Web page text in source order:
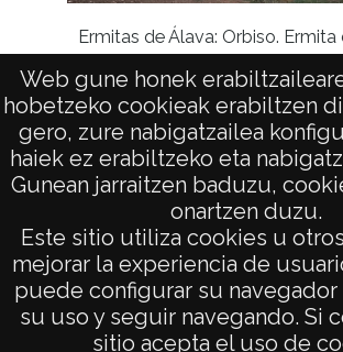
Web gune honek
hobetzeko cookieak erabiltzen
gero, zure nabigatzailea
haiek ez erabiltzeko eta
Gunean jarraitzen baduzu,
onartzen duzu.
Este sitio utiliza cookies u
mejorar la experiencia de
puede configurar su navegador
su uso y seguir navegando. Si
sitio acepta el uso de
Ermitas de Álava: Orbiso. Ermita
Lucia
AVISO LEGAL
POLÍTICA DE PRIVACIDAD
ACCESIBILIDAD
ATENCIÓN CIUDADANA